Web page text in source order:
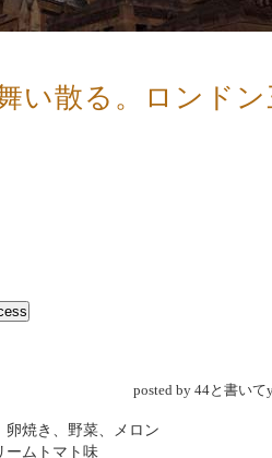
い散る。ロンドン
posted by 44と書いて
焼き、野菜、メロン
ムトマト味